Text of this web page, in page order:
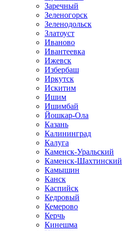
Заречный
Зеленогорск
Зеленодольск
Златоуст
Иваново
Ивантеевка
Ижевск
Избербаш
Иркутск
Искитим
Ишим
Ишимбай
Йошкар-Ола
Казань
Калининград
Калуга
Каменск-Уральский
Каменск-Шахтинский
Камышин
Канск
Каспийск
Кедровый
Кемерово
Керчь
Кинешма